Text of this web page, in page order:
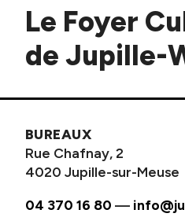
Le Foyer
de Jupille-
BUREAUX
Rue Chafnay, 2
4020 Jupille-sur-Meuse
04 370 16 80 —